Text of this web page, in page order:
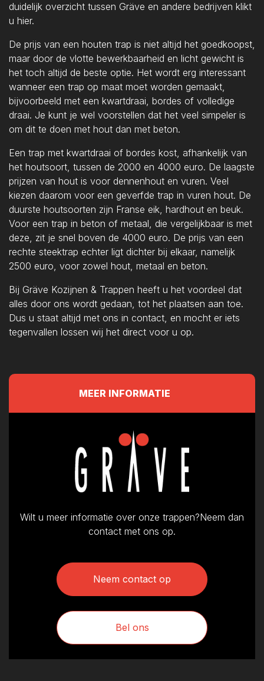
duidelijk overzicht tussen Gräve en andere bedrijven klikt
u hier.
De prijs van een houten trap is niet altijd het goedkoopst,
maar door de vlotte bewerkbaarheid en licht gewicht is
het toch altijd de beste optie. Het wordt erg interessant
wanneer een trap op maat moet worden gemaakt,
bijvoorbeeld met een kwartdraai, bordes of volledige
draai. Je kunt je wel voorstellen dat het veel simpeler is
om dit te doen met hout dan met beton.
Een trap met kwartdraai of bordes kost, afhankelijk van
het houtsoort, tussen de 2000 en 4000 euro. De laagste
prijzen van hout is voor dennenhout en vuren. Veel
kiezen daarom voor een geverfde trap in vuren hout. De
duurste houtsoorten zijn Franse eik, hardhout en beuk.
Voor een trap in beton of metaal, die vergelijkbaar is met
deze, zit je snel boven de 4000 euro. De prijs van een
rechte steektrap echter ligt dichter bij elkaar, namelijk
2500 euro, voor zowel hout, metaal en beton.
Bij Gräve Kozijnen & Trappen heeft u het voordeel dat
alles door ons wordt gedaan, tot het plaatsen aan toe.
Dus u staat altijd met ons in contact, en mocht er iets
tegenvallen lossen wij het direct voor u op.
MEER INFORMATIE
Wilt u meer informatie over onze trappen?Neem dan
contact met ons op.
Neem contact op
Bel ons